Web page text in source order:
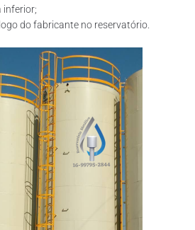
inferior;
do fabricante no reservatório.